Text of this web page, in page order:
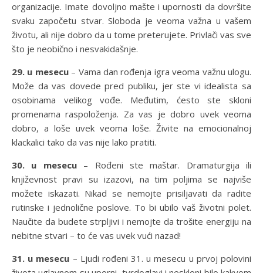
organizacije. Imate dovoljno mašte i upornosti da dovršite
svaku započetu stvar. Sloboda je veoma važna u vašem
životu, ali nije dobro da u tome preterujete. Privlači vas sve
što je neobično i nesvakidašnje.
29. u mesecu – Vama dan rođenja igra veoma važnu ulogu.
Može da vas dovede pred publiku, jer ste vi idealista sa
osobinama velikog vođe. Međutim, ćesto ste skloni
promenama raspoloženja. Za vas je dobro uvek veoma
dobro, a loše uvek veoma loše. Živite na emocionalnoj
klackalici tako da vas nije lako pratiti.
30. u mesecu – Rođeni ste maštar. Dramaturgija ili
književnost pravi su izazovi, na tim poljima se najviše
možete iskazati. Nikad se nemojte prisiljavati da radite
rutinske i jednolične poslove. To bi ubilo vaš životni polet.
Naučite da budete strpljivi i nemojte da trošite energiju na
nebitne stvari – to će vas uvek vući nazad!
31. u mesecu – Ljudi rođeni 31. u mesecu u prvoj polovini